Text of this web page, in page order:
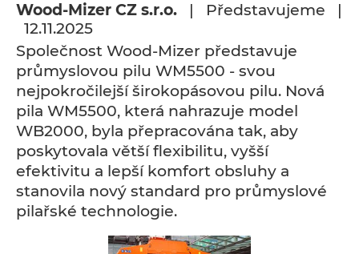
Wood-Mizer CZ s.r.o. | Představujeme |
12.11.2025
Společnost Wood-Mizer představuje
průmyslovou pilu WM5500 - svou
nejpokročilejší širokopásovou pilu. Nová
pila WM5500, která nahrazuje model
WB2000, byla přepracována tak, aby
poskytovala větší flexibilitu, vyšší
efektivitu a lepší komfort obsluhy a
stanovila nový standard pro průmyslové
pilařské technologie.